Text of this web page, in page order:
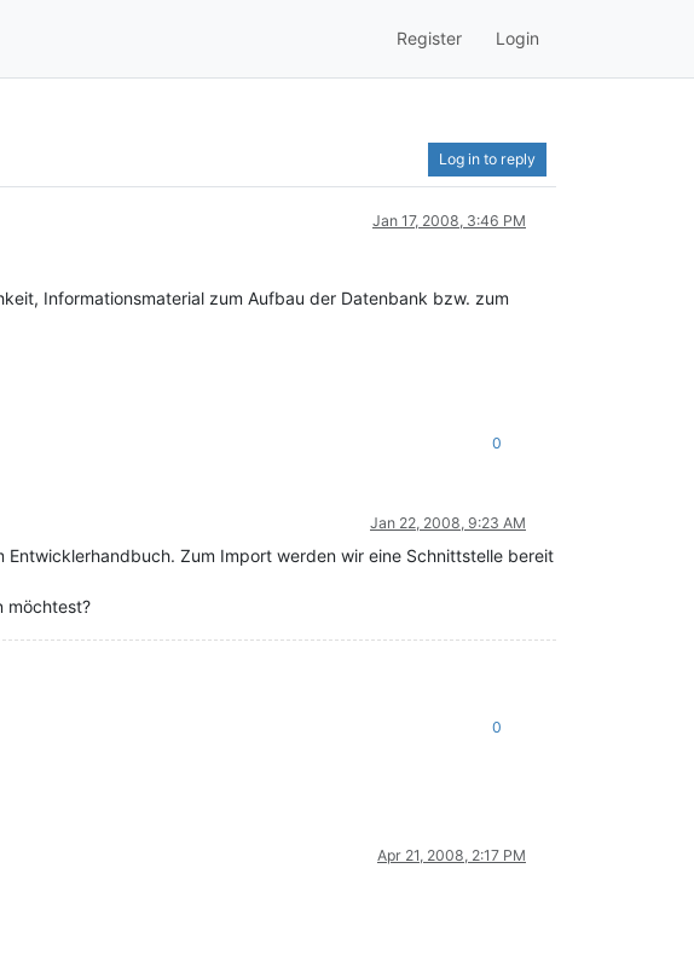
Register Login
Log in to reply
Jan 17, 2008, 3:46 PM
Informationsmaterial zum Aufbau der Datenbank bzw. zum
0
Jan 22, 2008, 9:23 AM
Zum Import werden wir eine Schnittstelle bereit
möchtest?
0
Apr 21, 2008, 2:17 PM